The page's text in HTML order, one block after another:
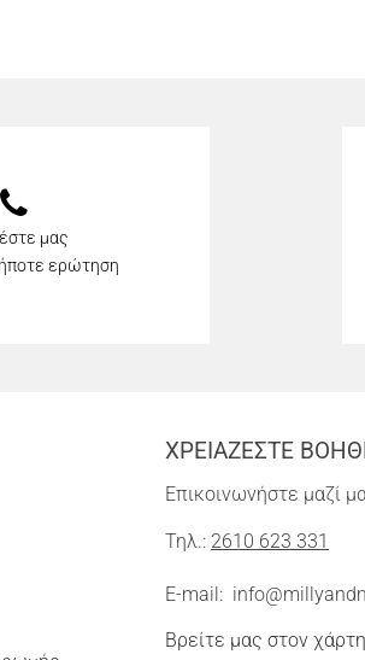
μας
ερώτηση
ΧΡΕΙΑΖΕΣΤΕ
Επικοινωνήστε μαζί
Τηλ.: 2610 623 331
E-mail:
Βρείτε μας στον χάρτη